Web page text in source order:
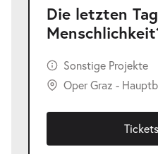
Die letzten
Sonstige Projekte
Oper Graz -
Tickets